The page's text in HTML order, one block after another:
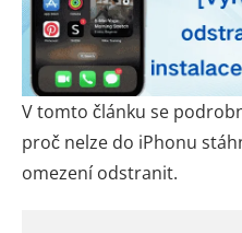
V tomto článku se
proč nelze do iPhonu
omezení odstranit.